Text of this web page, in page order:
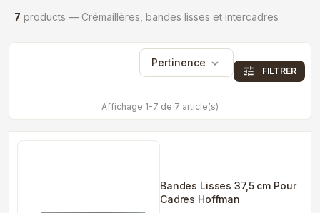
7 products — Crémaillères, bandes lisses et intercadres
Pertinence expand_more
tune FILTRER
Affichage 1-7 de 7 article(s)
Bandes Lisses 37,5 cm Pour
Cadres Hoffman